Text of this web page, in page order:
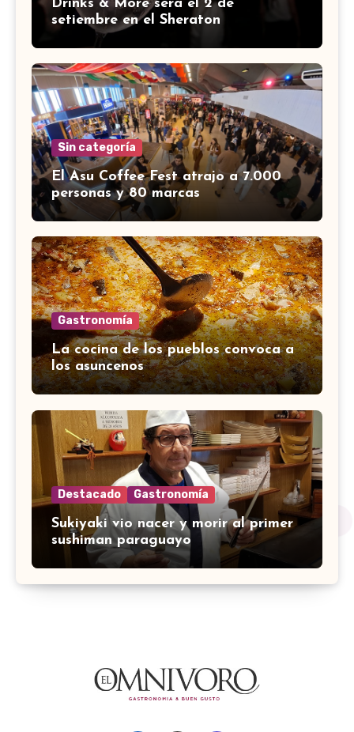
Drinks & More será el 2 de
setiembre en el Sheraton
Sin categoría
El Asu Coffee Fest atrajo a 7.000
personas y 80 marcas
Gastronomía
La cocina de los pueblos convoca a
los asuncenos
Destacado Gastronomía
Sukiyaki vio nacer y morir al primer
sushiman paraguayo